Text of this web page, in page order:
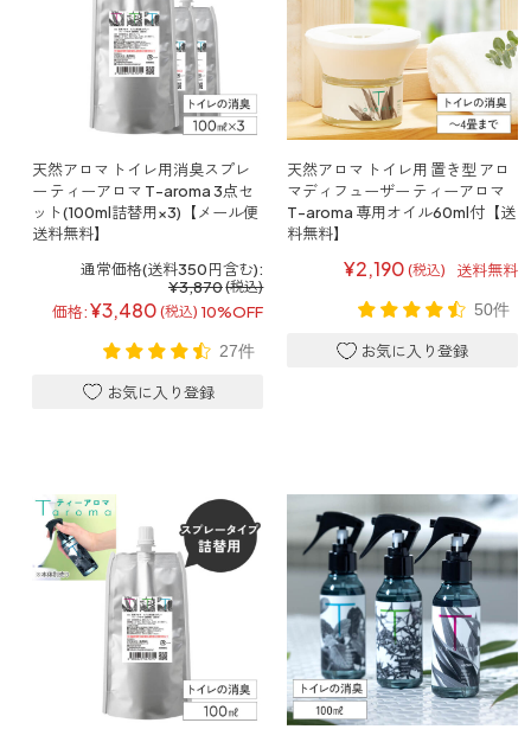
ストレケアアロマ
リラックスタイム
エッセンシャルミスト
オレンジ
レモン
ベルガモット
レモンティー
天然アロマ トイレ用消臭スプレ
ー ティーアロマ T-aroma 3点セ
ット(100ml詰替用×3)【メール便
送料無料】
通常価格(送料350円含む):
¥3,870(税込)
価格:¥3,480 (税込) 10%OFF
27件
天然アロマ トイレ用 置き型 アロ
マディフューザー ティーアロマ
T-aroma 専用オイル60ml付【送
料無料】
¥2,190 (税込) 送料無料
50件